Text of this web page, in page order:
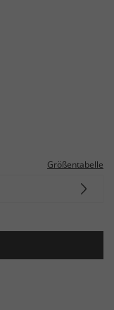
Größentabelle